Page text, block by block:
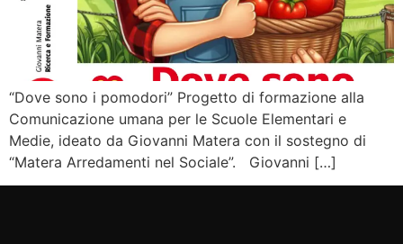
“Dove sono i pomodori” Progetto di formazione alla
Comunicazione umana per le Scuole Elementari e
Medie, ideato da Giovanni Matera con il sostegno di
“Matera Arredamenti nel Sociale”. Giovanni […]